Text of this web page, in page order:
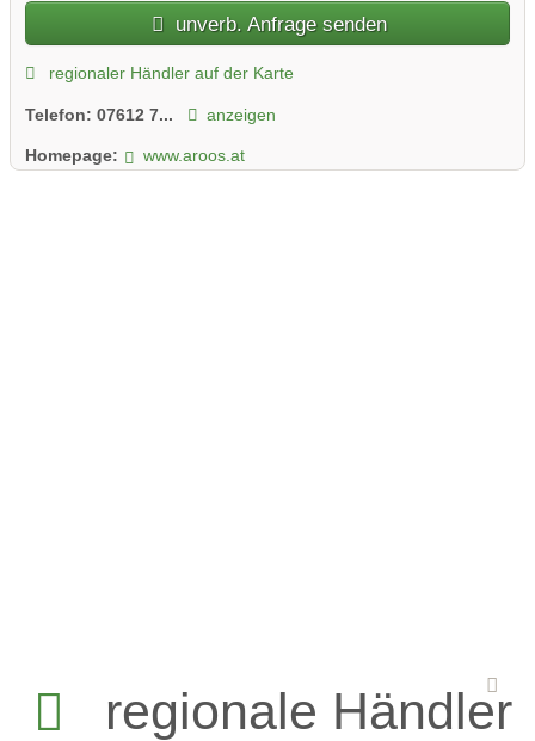
unverb. Anfrage senden
regionaler Händler auf der Karte
Telefon: 07612 7... anzeigen
Homepage: www.aroos.at
regionale Händler